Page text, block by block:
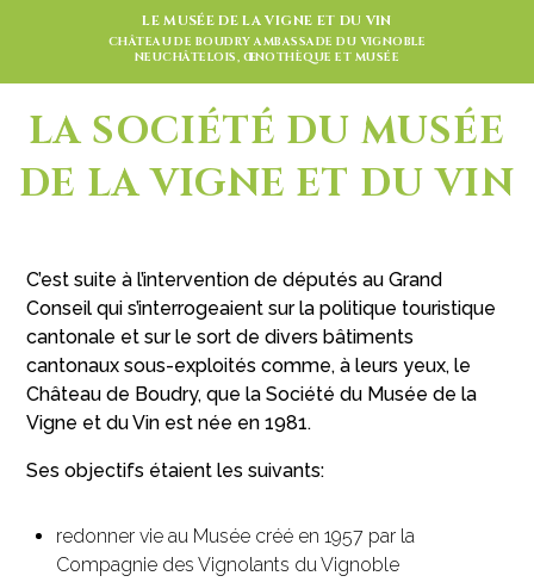
LE MUSÉE DE LA VIGNE ET DU VIN
CHÂTEAU DE BOUDRY AMBASSADE DU VIGNOBLE
NEUCHÂTELOIS, ŒNOTHÈQUE ET MUSÉE
LA SOCIÉTÉ DU MUSÉE
DE LA VIGNE ET DU VIN
C’est suite à l’intervention de députés au Grand
Conseil qui s’interrogeaient sur la politique touristique
cantonale et sur le sort de divers bâtiments
cantonaux sous-exploités comme, à leurs yeux, le
Château de Boudry, que la Société du Musée de la
Vigne et du Vin est née en 1981.
Ses objectifs étaient les suivants:
redonner vie au Musée créé en 1957 par la
Compagnie des Vignolants du Vignoble